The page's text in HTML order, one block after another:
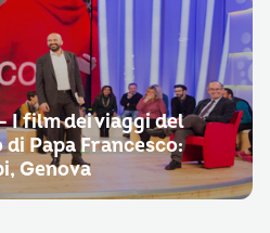
I film dei viaggi del
Papa Francesco:
Genova